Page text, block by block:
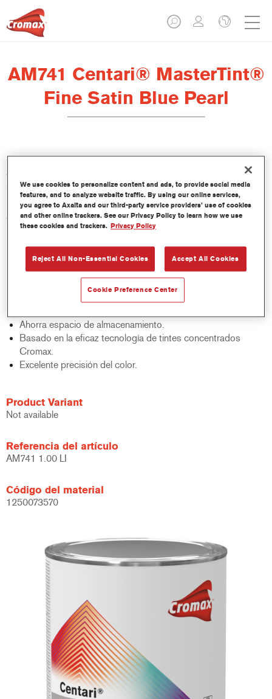
AM741 Centari® MasterTint®
Fine Satin Blue Pearl
Centari Mastertint es un tinte concentrado de base disolvente
que forma parte de las gamas de acabado y bases bicapa
Centari.
Características del producto
Sistema de pintado de base disolvente, único por su
versatilidad y facilidad de uso.
Una sola máquina de mezcla proporciona todas las
calidades de base disolvente: medios y altos sólidos,
acabados y bases bicapa.
Ahorra espacio de almacenamiento.
Basado en la eficaz tecnología de tintes concentrados
Cromax.
Excelente precisión del color.
Product Variant
Not available
Referencia del artículo
AM741 1.00 LI
Código del material
1250073570
We use cookies to personalize content and ads, to provide social media
features, and to analyze website traffic. By using our online services,
you agree to Axalta and our third-party service providers’ use of cookies
and other online trackers. See our Privacy Policy to learn how we use
these cookies and trackers. Privacy Policy
Reject All Non-Essential Cookies Accept All Cookies
Cookie Preference Center